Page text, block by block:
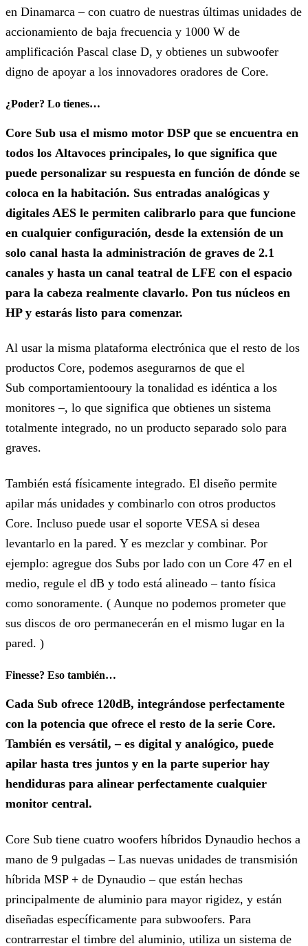
en Dinamarca – con cuatro de nuestras últimas unidades de
accionamiento de baja frecuencia y 1000 W de
amplificación Pascal clase D, y obtienes un subwoofer
digno de apoyar a los innovadores oradores de Core.
¿Poder? Lo tienes…
Core Sub usa el mismo motor DSP que se encuentra en
todos los Altavoces principales, lo que significa que
puede personalizar su respuesta en función de dónde se
coloca en la habitación. Sus entradas analógicas y
digitales AES le permiten calibrarlo para que funcione
en cualquier configuración, desde la extensión de un
solo canal hasta la administración de graves de 2.1
canales y hasta un canal teatral de LFE con el espacio
para la cabeza realmente clavarlo. Pon tus núcleos en
HP y estarás listo para comenzar.
Al usar la misma plataforma electrónica que el resto de los
productos Core, podemos asegurarnos de que el
Sub comportamientooury la tonalidad es idéntica a los
monitores –, lo que significa que obtienes un sistema
totalmente integrado, no un producto separado solo para
graves.
También está físicamente integrado. El diseño permite
apilar más unidades y combinarlo con otros productos
Core. Incluso puede usar el soporte VESA si desea
levantarlo en la pared. Y es mezclar y combinar. Por
ejemplo: agregue dos Subs por lado con un Core 47 en el
medio, regule el dB y todo está alineado – tanto física
como sonoramente. ( Aunque no podemos prometer que
sus discos de oro permanecerán en el mismo lugar en la
pared. )
Finesse? Eso también…
Cada Sub ofrece 120dB, integrándose perfectamente
con la potencia que ofrece el resto de la serie Core.
También es versátil, – es digital y analógico, puede
apilar hasta tres juntos y en la parte superior hay
hendiduras para alinear perfectamente cualquier
monitor central.
Core Sub tiene cuatro woofers híbridos Dynaudio hechos a
mano de 9 pulgadas – Las nuevas unidades de transmisión
híbrida MSP + de Dynaudio – que están hechas
principalmente de aluminio para mayor rigidez, y están
diseñadas específicamente para subwoofers. Para
contrarrestar el timbre del aluminio, utiliza un sistema de